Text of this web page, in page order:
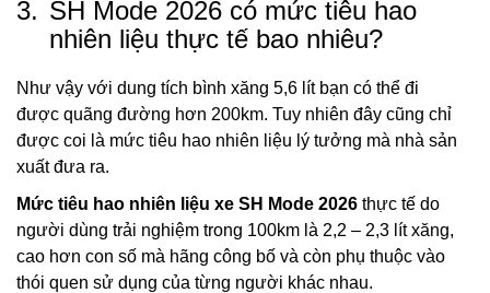
3. SH Mode 2026 có mức tiêu hao
nhiên liệu thực tế bao nhiêu?
Như vậy với dung tích bình xăng 5,6 lít bạn có thể đi
được quãng đường hơn 200km. Tuy nhiên đây cũng chỉ
được coi là mức tiêu hao nhiên liệu lý tưởng mà nhà sản
xuất đưa ra.
Mức tiêu hao nhiên liệu xe SH Mode 2026 thực tế do
người dùng trải nghiệm trong 100km là 2,2 – 2,3 lít xăng,
cao hơn con số mà hãng công bố và còn phụ thuộc vào
thói quen sử dụng của từng người khác nhau.